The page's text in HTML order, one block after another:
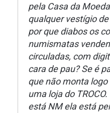
pela Casa da
qualquer vestígio
por que diabos os
numismatas
circuladas, com
cara de pau? Se é
que não monta
uma loja do
está NM ela está